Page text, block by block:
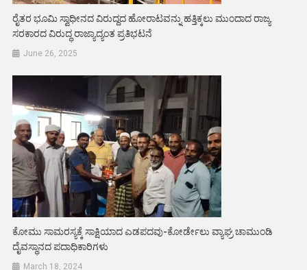
ರೈತರ ಭೂಮಿ ಸ್ವಾಧೀನದ ವಿರುದ್ದದ ಹೋರಾಟವನ್ನು ಹತ್ತಿಕ್ಕಲು ಮುಂದಾದ ರಾಜ್ಯ
ಸರಕಾರದ ವಿರುದ್ಧ ರಾಜ್ಯಾದ್ಯಂತ ಪ್ರತಿಭಟನೆ
June 26, 2025
ಕೋಮು ಸಾಮರಸ್ಯಕ್ಕೆ ಸಾಕ್ಷಿಯಾದ ಎಡಪದವು-ಕೋರ್ಡೇಲು ವ್ಯಾಘ್ರ ಚಾಮುಂಡಿ
ದೈವಸ್ಥಾನದ ಪದಾಧಿಕಾರಿಗಳು
March 18, 2024